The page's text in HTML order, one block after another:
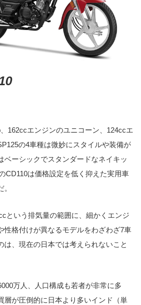
162ccエンジンのユニコーン、124ccエ
の4車種は微妙にスタイルや装備が
ベーシックでスタンダードなネイキッ
CD110は価格設定を低く抑えた実用車
という排気量の範囲に、細かくエンジ
性格付けが異なるモデルをわざわざ7車
は、現在の日本では考えられないこと
万人、人口構成も若者が非常に多
層が圧倒的に日本より多いインド（単